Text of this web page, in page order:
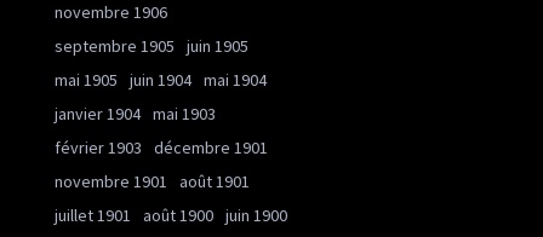
novembre 1906
septembre 1905
juin 1905
mai 1905
juin 1904 mai 1904
janvier 1904 mai 1903
février 1903
décembre 1901
novembre 1901
août 1901
juillet 1901
août 1900 juin 1900